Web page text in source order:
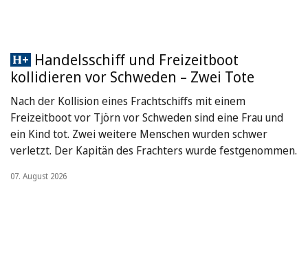
Handelsschiff und Freizeitboot
kollidieren vor Schweden – Zwei Tote
Nach der Kollision eines Frachtschiffs mit einem
Freizeitboot vor Tjörn vor Schweden sind eine Frau und
ein Kind tot. Zwei weitere Menschen wurden schwer
verletzt. Der Kapitän des Frachters wurde festgenommen.
07. August 2026